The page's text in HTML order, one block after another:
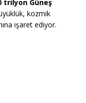
trilyon Güneş
kozmik
işaret ediyor.